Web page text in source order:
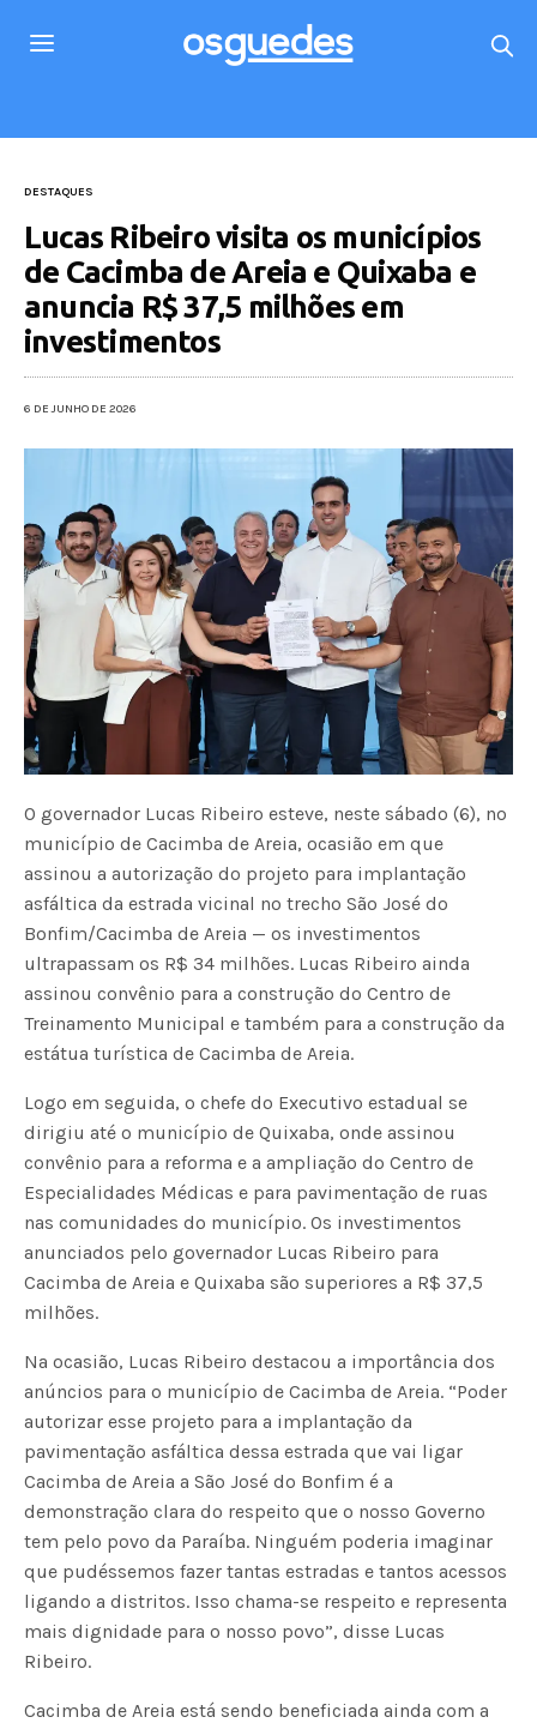
DESTAQUES
Lucas Ribeiro visita os municípios
de Cacimba de Areia e Quixaba e
anuncia R$ 37,5 milhões em
investimentos
6 DE JUNHO DE 2026
O governador Lucas Ribeiro esteve, neste sábado (6), no
município de Cacimba de Areia, ocasião em que
assinou a autorização do projeto para implantação
asfáltica da estrada vicinal no trecho São José do
Bonfim/Cacimba de Areia — os investimentos
ultrapassam os R$ 34 milhões. Lucas Ribeiro ainda
assinou convênio para a construção do Centro de
Treinamento Municipal e também para a construção da
estátua turística de Cacimba de Areia.
Logo em seguida, o chefe do Executivo estadual se
dirigiu até o município de Quixaba, onde assinou
convênio para a reforma e a ampliação do Centro de
Especialidades Médicas e para pavimentação de ruas
nas comunidades do município. Os investimentos
anunciados pelo governador Lucas Ribeiro para
Cacimba de Areia e Quixaba são superiores a R$ 37,5
milhões.
Na ocasião, Lucas Ribeiro destacou a importância dos
anúncios para o município de Cacimba de Areia. “Poder
autorizar esse projeto para a implantação da
pavimentação asfáltica dessa estrada que vai ligar
Cacimba de Areia a São José do Bonfim é a
demonstração clara do respeito que o nosso Governo
tem pelo povo da Paraíba. Ninguém poderia imaginar
que pudéssemos fazer tantas estradas e tantos acessos
ligando a distritos. Isso chama-se respeito e representa
mais dignidade para o nosso povo”, disse Lucas
Ribeiro.
Cacimba de Areia está sendo beneficiada ainda com a